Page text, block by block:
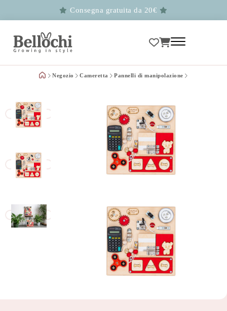
Consegna gratuita da 20€
Negozio Cameretta Pannelli di manipolazione